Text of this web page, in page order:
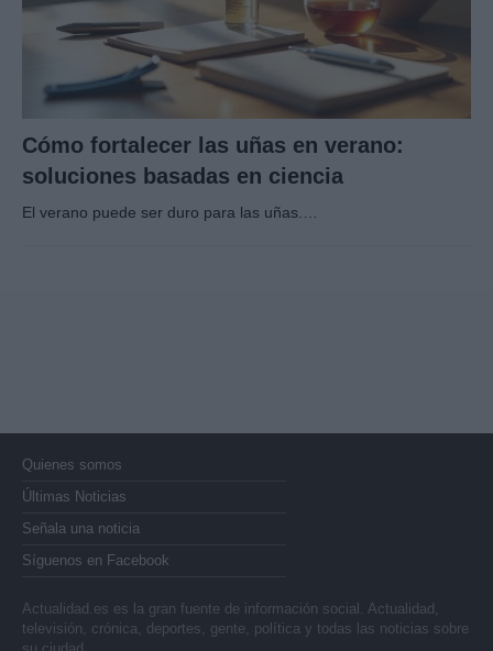
Cómo fortalecer las uñas en verano:
soluciones basadas en ciencia
El verano puede ser duro para las uñas.…
Quienes somos
Últimas Noticias
Señala una noticia
Síguenos en Facebook
Actualidad.es es la gran fuente de información social. Actualidad,
televisión, crónica, deportes, gente, política y todas las noticias sobre